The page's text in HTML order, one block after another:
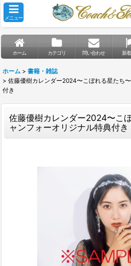
メニュー
ホーム カテゴリ 問い合わせ 新
ホーム > 書籍・雑誌
> 佐藤優樹カレンダー2024〜こぼれる星たち
付き
佐藤優樹カレンダー2024〜こ
ャンフォーオリジナル特典付き